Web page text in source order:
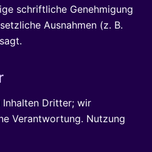
schriftliche Genehmigung
Ausnahmen (z. B.
Inhalten Dritter; wir
Verantwortung. Nutzung